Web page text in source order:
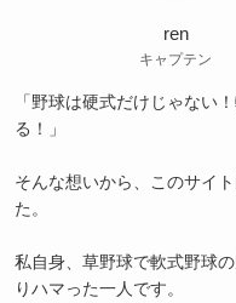
ren
キャプテン
「野球は硬式だけじゃない
る！」
そんな想いから、このサイ
た。
私自身、草野球で軟式野球
りハマった一人です。